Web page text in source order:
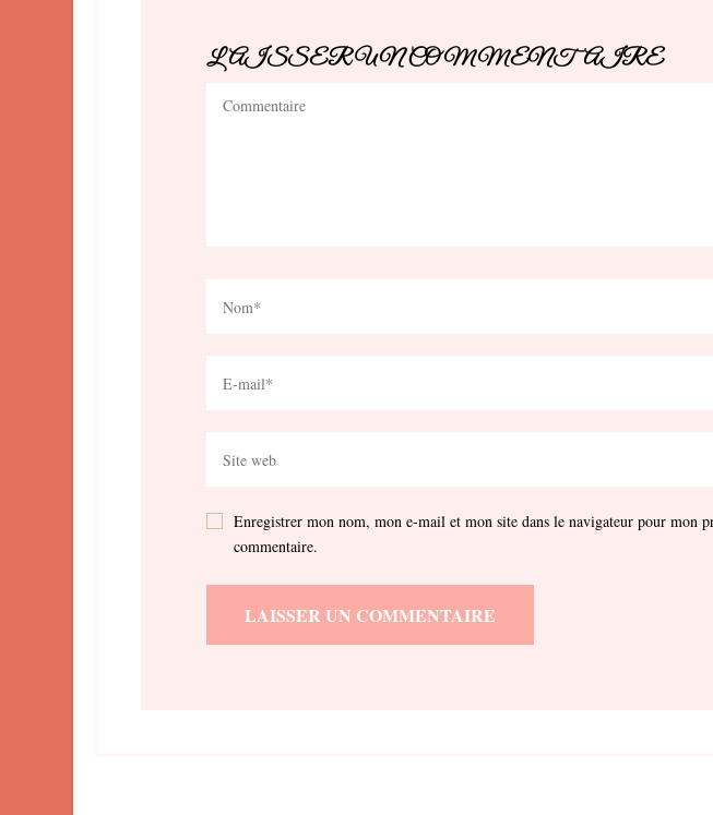
LAISSER UN COMMENTAIRE
Enregistrer mon nom, mon e-mail et mon site dans le navigateur pour mon
commentaire.